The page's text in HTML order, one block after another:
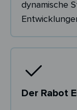
dynamische
Der Rabot